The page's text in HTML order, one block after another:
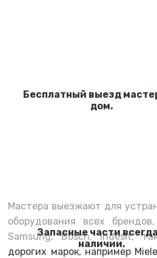
Бесплатный выезд
дом.
Запасные части
наличии.
Мастера выезжают для
оборудования всех
Samsung, Bosch, Indesit,
дорогих марок, например